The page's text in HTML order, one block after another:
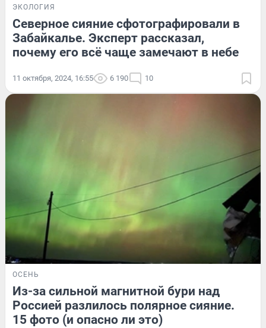
ЭКОЛОГИЯ
Северное сияние сфотографировали в
Забайкалье. Эксперт рассказал,
почему его всё чаще замечают в небе
11 октября, 2024, 16:55 6 190 10
ОСЕНЬ
Из-за сильной магнитной бури над
Россией разлилось полярное сияние.
15 фото (и опасно ли это)